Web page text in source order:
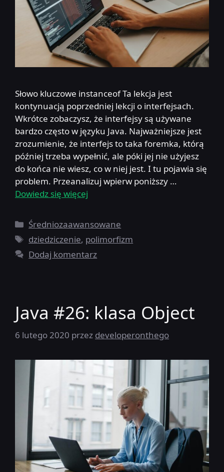
Słowo kluczowe instanceof Ta lekcja jest
kontynuacją poprzedniej lekcji o interfejsach.
Wkrótce zobaczysz, że interfejsy są używane
bardzo często w języku Java. Najważniejsze jest
zrozumienie, że interfejs to taka foremka, którą
później trzeba wypełnić, ale póki jej nie użyjesz
do końca nie wiesz, co w niej jest. I tu pojawia się
problem. Przeanalizuj wpierw poniższy …
Dowiedz się więcej
Kategorie
Średniozaawansowane
Tagi
dziedziczenie, polimorfizm
Dodaj komentarz
Java #26: klasa Object
6 lutego 2020 przez developeronthego